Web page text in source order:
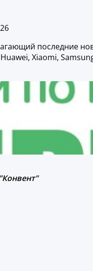
последние
Xiaomi,